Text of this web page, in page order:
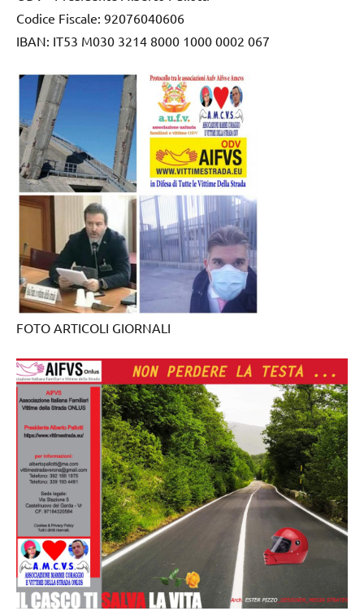
Codice Fiscale: 92076040606
IBAN: IT53 M030 3214 8000 1000 0002 067
FOTO ARTICOLI GIORNALI